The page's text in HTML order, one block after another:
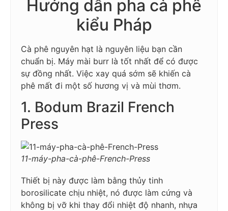
Hướng dẫn pha cà phê
kiểu Pháp
Cà phê nguyên hạt là nguyên liệu bạn cần
chuẩn bị. Máy mài burr là tốt nhất để có được
sự đồng nhất. Việc xay quá sớm sẽ khiến cà
phê mất đi một số hương vị và mùi thơm.
1. Bodum Brazil French
Press
11-máy-pha-cà-phê-French-Press
Thiết bị này được làm bằng thủy tinh
borosilicate chịu nhiệt, nó được làm cứng và
không bị vỡ khi thay đổi nhiệt độ nhanh, nhựa